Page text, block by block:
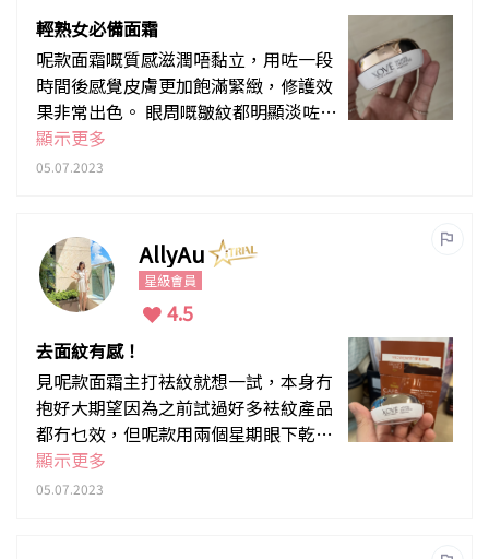
輕熟女必備面霜
呢款面霜嘅質感滋潤唔黏立，用咗一段
時間後感覺皮膚更加飽滿緊緻，修護效
果非常出色。 眼周嘅皺紋都明顯淡咗，
而且肌膚仲維持緊有彈性。
顯示更多
05.07.2023
AllyAu
星級會員
4.5
去面紋有感！
見呢款面霜主打袪紋就想一試，本身冇
抱好大期望因為之前試過好多袪紋產品
都冇乜效，但呢款用兩個星期眼下乾紋
有明顯改善，笑紋都淡咗少少！
顯示更多
05.07.2023